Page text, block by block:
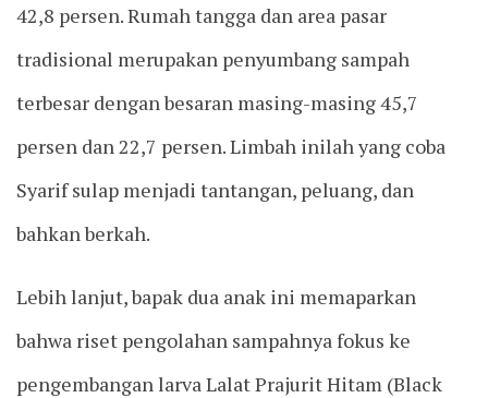
42,8 persen. Rumah tangga dan area pasar
tradisional merupakan penyumbang sampah
terbesar dengan besaran masing-masing 45,7
persen dan 22,7 persen. Limbah inilah yang coba
Syarif sulap menjadi tantangan, peluang, dan
bahkan berkah.
Lebih lanjut, bapak dua anak ini memaparkan
bahwa riset pengolahan sampahnya fokus ke
pengembangan larva Lalat Prajurit Hitam (Black